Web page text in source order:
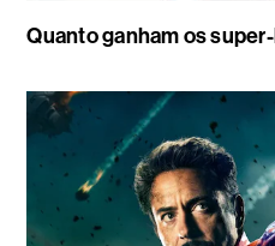
Quanto ganham os